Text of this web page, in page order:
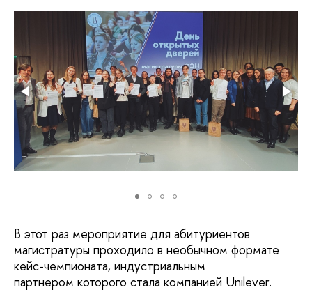
В этот раз мероприятие для абитуриентов
магистратуры проходило в необычном формате
кейс-чемпионата, индустриальным
партнером которого стала компанией Unilever.